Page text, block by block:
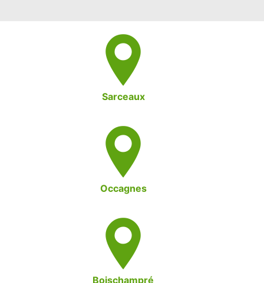
Sarceaux
Occagnes
Boischampré